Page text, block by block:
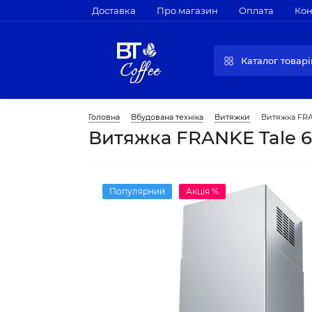
Доставка Про магазин Оплата
Каталог
Головна Вбудована техніка Витяжки Витяжка
Витяжка FRANKE Tale
Популярний Акція %